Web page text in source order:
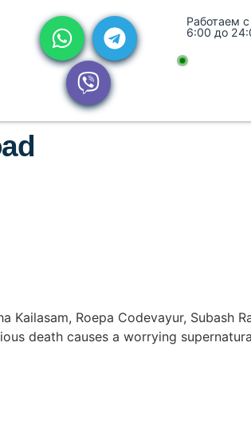
Работаем с
6:00 до
Roepa Codevayur, Subash
death causes a worrying